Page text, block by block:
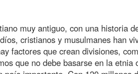
muy antiguo, con una historia
cristianos y musulmanes han
factores que crean divisiones,
que no debe basarse en la etnia